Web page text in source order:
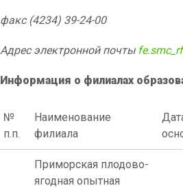
факс (4234) 39-24-00
Адрес электронной почты fe.smc_
Информация о филиалах
№
п.п.
Наименование
филиала
Приморская плодово-
ягодная опытная